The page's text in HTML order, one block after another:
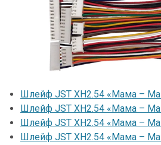
Шлейф JST XH2.54 «Мама –
Шлейф JST XH2.54 «Мама –
Шлейф JST XH2.54 «Мама –
Шлейф JST XH2.54 «Мама –